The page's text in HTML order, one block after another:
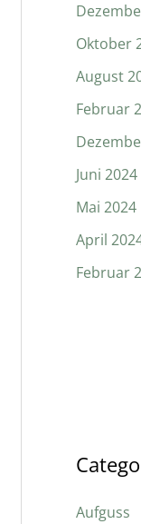
Oktober
August
Februar
Juni 2024
Mai 2024
April
Februar
Aufguss